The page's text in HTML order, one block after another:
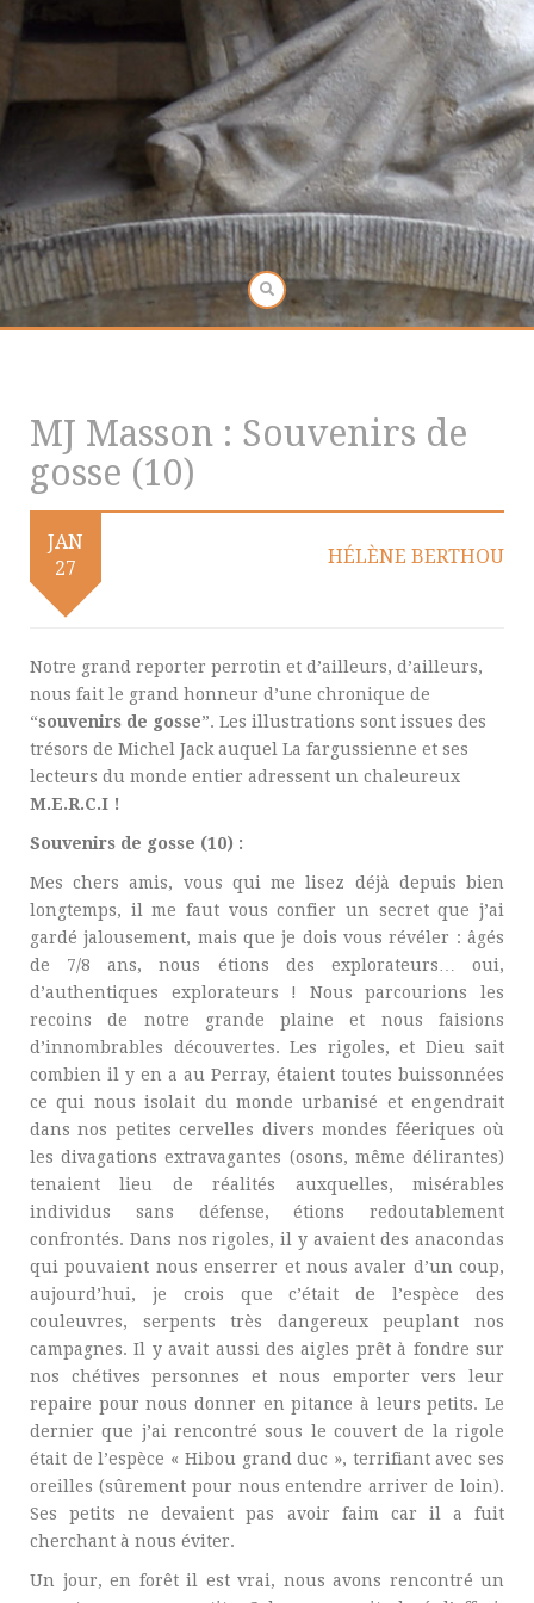
MJ Masson : Souvenirs de
gosse (10)
JAN
27
HÉLÈNE BERTHOU
Notre grand reporter perrotin et d’ailleurs, d’ailleurs,
nous fait le grand honneur d’une chronique de
“souvenirs de gosse”. Les illustrations sont issues des
trésors de Michel Jack auquel La fargussienne et ses
lecteurs du monde entier adressent un chaleureux
M.E.R.C.I !
Souvenirs de gosse (10) :
Mes chers amis, vous qui me lisez déjà depuis bien
longtemps, il me faut vous confier un secret que j’ai
gardé jalousement, mais que je dois vous révéler : âgés
de 7/8 ans, nous étions des explorateurs… oui,
d’authentiques explorateurs ! Nous parcourions les
recoins de notre grande plaine et nous faisions
d’innombrables découvertes. Les rigoles, et Dieu sait
combien il y en a au Perray, étaient toutes buissonnées
ce qui nous isolait du monde urbanisé et engendrait
dans nos petites cervelles divers mondes féeriques où
les divagations extravagantes (osons, même délirantes)
tenaient lieu de réalités auxquelles, misérables
individus sans défense, étions redoutablement
confrontés. Dans nos rigoles, il y avaient des anacondas
qui pouvaient nous enserrer et nous avaler d’un coup,
aujourd’hui, je crois que c’était de l’espèce des
couleuvres, serpents très dangereux peuplant nos
campagnes. Il y avait aussi des aigles prêt à fondre sur
nos chétives personnes et nous emporter vers leur
repaire pour nous donner en pitance à leurs petits. Le
dernier que j’ai rencontré sous le couvert de la rigole
était de l’espèce « Hibou grand duc », terrifiant avec ses
oreilles (sûrement pour nous entendre arriver de loin).
Ses petits ne devaient pas avoir faim car il a fuit
cherchant à nous éviter.
Un jour, en forêt il est vrai, nous avons rencontré un